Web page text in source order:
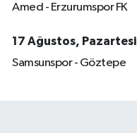
Amed - Erzurumspor FK
17 Ağustos, Pazartesi
Samsunspor - Göztepe